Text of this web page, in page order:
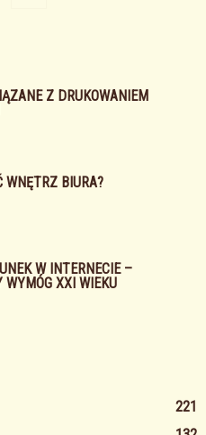
Z DRUKOWANIEM
WNĘTRZ BIURA?
W INTERNECIE –
WYMÓG XXI WIEKU
221